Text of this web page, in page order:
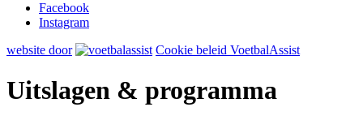
Facebook
Instagram
website door
Cookie beleid VoetbalAssist
Uitslagen & programma